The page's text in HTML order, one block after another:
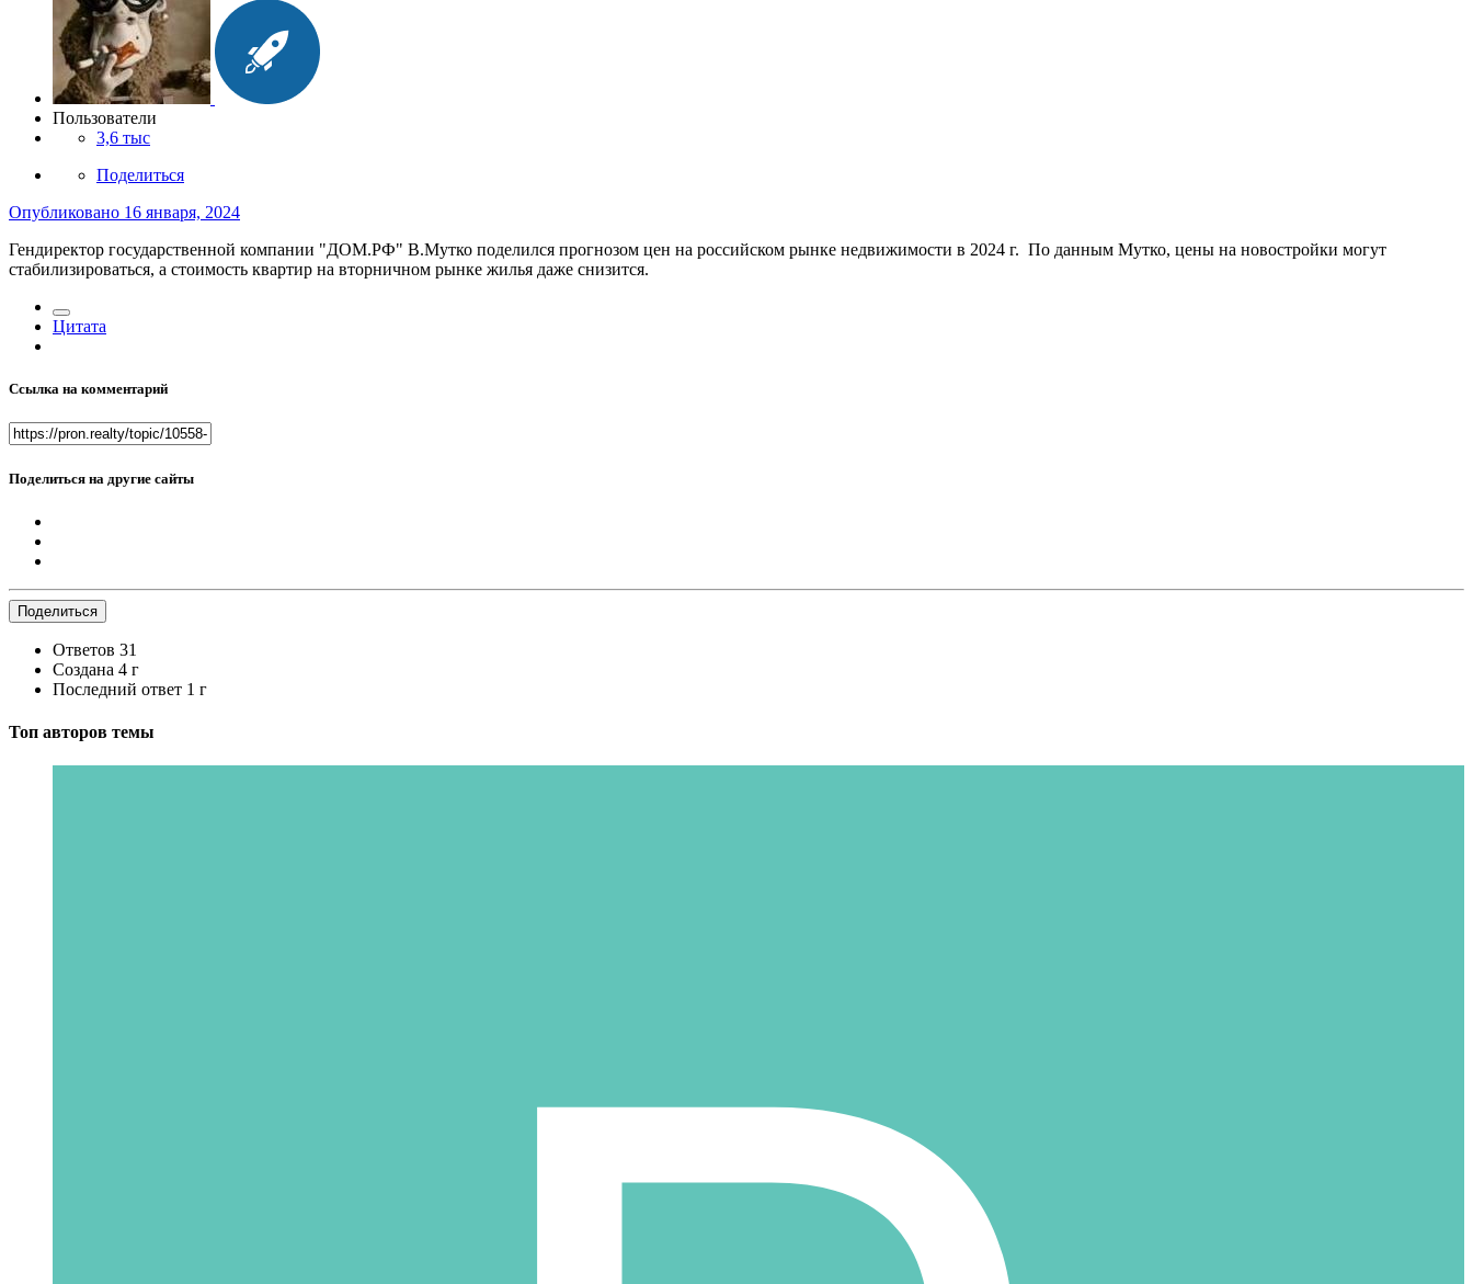
Пользователи
3,6 тыс
Поделиться
Опубликовано 16 января, 2024
Гендиректор государственной компании "ДОМ.РФ" В.Мутко поделился прогнозом цен на российском рынке недвижимости в 2024 г. По данным Мутко, цены на новостройки могут
стабилизироваться, а стоимость квартир на вторничном рынке жилья даже снизится.
Цитата
Ссылка на комментарий
Поделиться на другие сайты
Поделиться
Ответов 31
Создана 4 г
Последний ответ 1 г
Топ авторов темы